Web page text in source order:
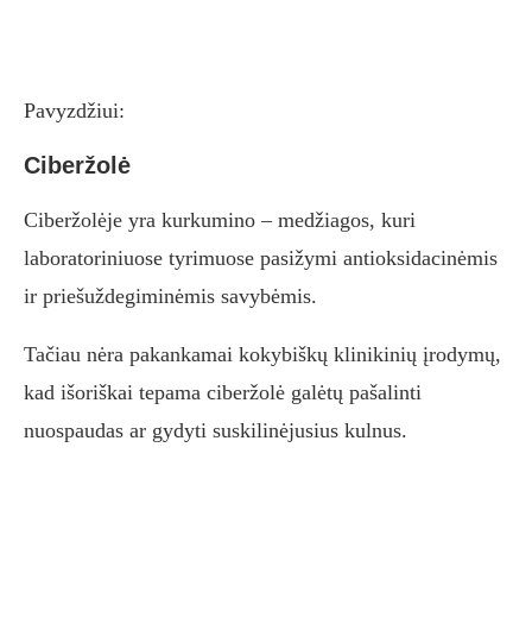
Pavyzdžiui:
Ciberžolė
Ciberžolėje yra kurkumino – medžiagos, kuri
laboratoriniuose tyrimuose pasižymi antioksidacinėmis
ir priešuždegiminėmis savybėmis.
Tačiau nėra pakankamai kokybiškų klinikinių įrodymų,
kad išoriškai tepama ciberžolė galėtų pašalinti
nuospaudas ar gydyti suskilinėjusius kulnus.